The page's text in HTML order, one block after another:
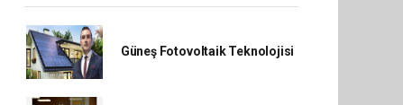
Güneş Fotovoltaik Teknolojisi